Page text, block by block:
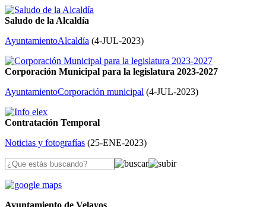
Saludo de la Alcaldía
AyuntamientoAlcaldía (4-JUL-2023)
Corporación Municipal para la legislatura 2023-2027
AyuntamientoCorporación municipal (4-JUL-2023)
Contratación Temporal
Noticias y fotografías (25-ENE-2023)
Ayuntamiento de Velayos